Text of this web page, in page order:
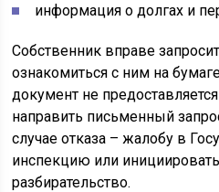
информация о долгах и
Собственник вправе
ознакомиться с ним на
документ не
направить письменный
случае отказа – жалобу в
инспекцию или
разбирательство.